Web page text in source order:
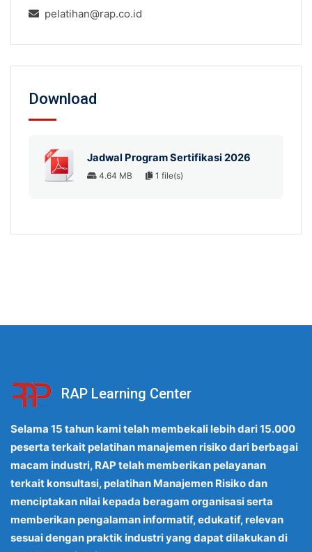
pelatihan@rap.co.id
Download
Jadwal Program Sertifikasi 2026
4.64 MB 1 file(s)
RAP Learning Center
Selama 15 tahun kami telah membekali lebih dari 15.000
peserta terkait pelatihan manajemen risiko dari berbagai
macam industri, RAP telah memberikan pelayanan
terkait konsultasi, pelatihan Manajemen Risiko dan
menciptakan nilai kepada beragam organisasi serta
memberikan pengalaman informatif, edukatif, relevan
sesuai dengan praktik industri yang dapat dilakukan di